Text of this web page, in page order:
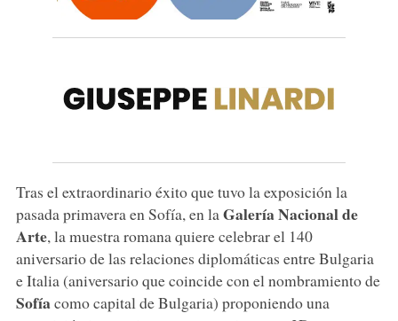
Tras el extraordinario éxito que tuvo la exposición la
pasada primavera en Sofía, en la Galería Nacional de
Arte, la muestra romana quiere celebrar el 140
aniversario de las relaciones diplomáticas entre Bulgaria
e Italia (aniversario que coincide con el nombramiento de
Sofíacomo capital de Bulgaria) proponiendo una